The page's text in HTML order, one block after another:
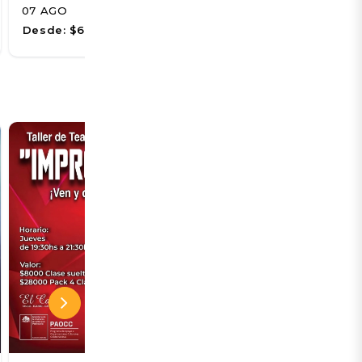
07 AGO
Desde: $6.500